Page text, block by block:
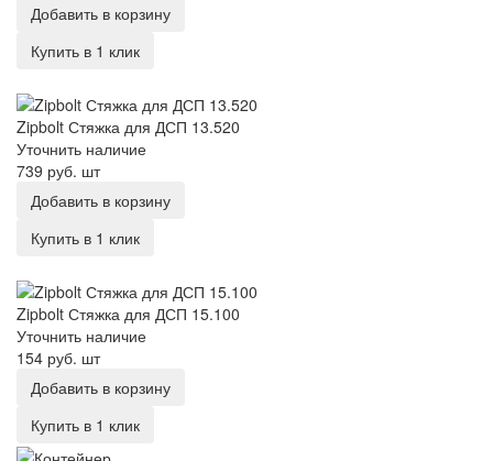
Добавить в корзину
Купить в 1 клик
Zipbolt Стяжка для ДСП 13.520
Уточнить наличие
739 руб. шт
Добавить в корзину
Купить в 1 клик
Zipbolt Стяжка для ДСП 15.100
Уточнить наличие
154 руб. шт
Добавить в корзину
Купить в 1 клик